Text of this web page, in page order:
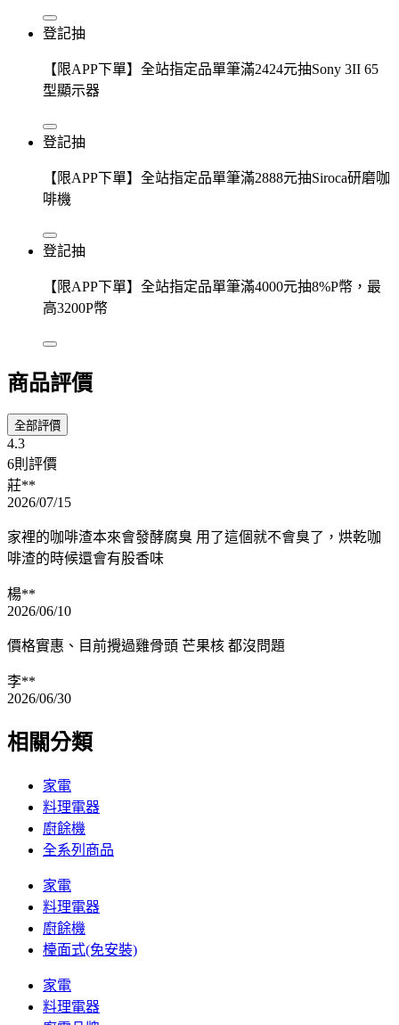
登記抽
【限APP下單】全站指定品單筆滿2424元抽Sony 3II 65
型顯示器
登記抽
【限APP下單】全站指定品單筆滿2888元抽Siroca研磨咖
啡機
登記抽
【限APP下單】全站指定品單筆滿4000元抽8%P幣，最
高3200P幣
商品評價
全部評價
4.3
6則評價
莊**
2026/07/15
家裡的咖啡渣本來會發酵腐臭 用了這個就不會臭了，烘乾咖
啡渣的時候還會有股香味
楊**
2026/06/10
價格實惠、目前攪過雞骨頭 芒果核 都沒問題
李**
2026/06/30
相關分類
家電
料理電器
廚餘機
全系列商品
家電
料理電器
廚餘機
檯面式(免安裝)
家電
料理電器